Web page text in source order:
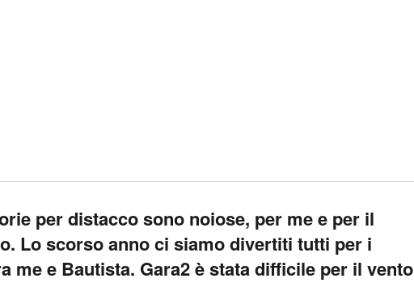
per distacco sono noiose, per me e per il
Lo scorso anno ci siamo divertiti tutti per i
me e Bautista. Gara2 è stata difficile per il vento